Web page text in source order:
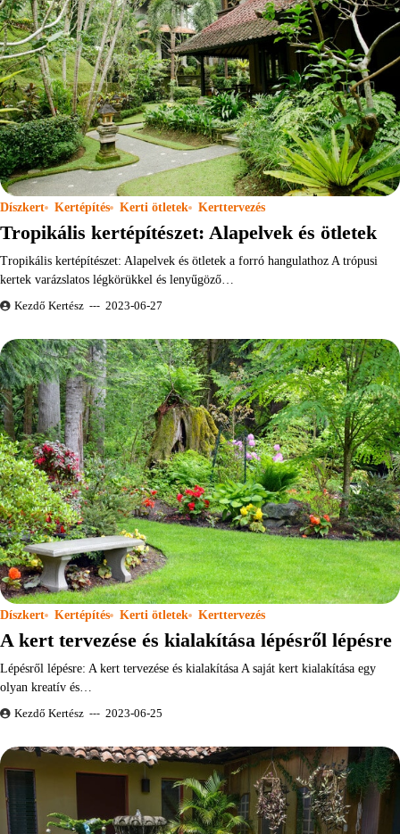
Díszkert Kertépítés Kerti ötletek Kerttervezés
Tropikális kertépítészet: Alapelvek és ötletek
Tropikális kertépítészet: Alapelvek és ötletek a forró hangulathoz A trópusi
kertek varázslatos légkörükkel és lenyűgöző…
Kezdő Kertész 2023-06-27
Díszkert Kertépítés Kerti ötletek Kerttervezés
A kert tervezése és kialakítása lépésről lépésre
Lépésről lépésre: A kert tervezése és kialakítása A saját kert kialakítása egy
olyan kreatív és…
Kezdő Kertész 2023-06-25